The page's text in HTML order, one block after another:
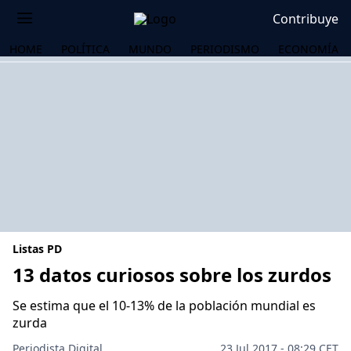
Contribuye
HOME POLÍTICA MUNDO PERIODISMO ECONOMÍA
Listas PD
13 datos curiosos sobre los zurdos
Se estima que el 10-13% de la población mundial es
zurda